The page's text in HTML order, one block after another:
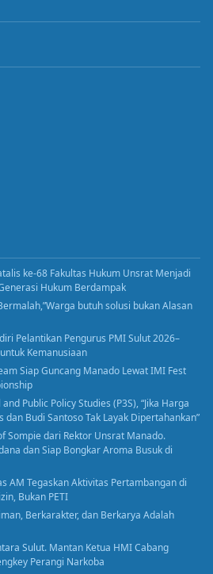
ke-68 Fakultas Hukum Unsrat Menjadi
Hukum Berdampak
butuh solusi bukan Alasan
Pelantikan Pengurus PMI Sulut 2026–
Kemanusiaan
Siap Guncang Manado Lewat IMI Fest
Public Policy Studies (P3S), “Jika Harga
dan Budi Santoso Tak Layak Dipertahankan”
Sompie dari Rektor Unsrat Manado.
dan Siap Bongkar Aroma Busuk di
AM Tegaskan Aktivitas Pertambangan di
Bukan PETI
Berkarakter, dan Berkarya Adalah
Sulut. Mantan Ketua HMI Cabang
Perangi Narkoba